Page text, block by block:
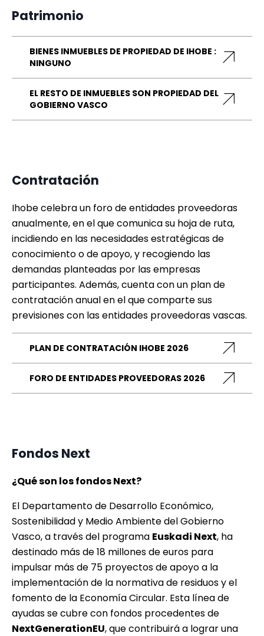
Patrimonio
BIENES INMUEBLES DE PROPIEDAD DE IHOBE :
NINGUNO
EL RESTO DE INMUEBLES SON PROPIEDAD DEL
GOBIERNO VASCO
Contratación
Ihobe celebra un foro de entidades proveedoras
anualmente, en el que comunica su hoja de ruta,
incidiendo en las necesidades estratégicas de
conocimiento o de apoyo, y recogiendo las
demandas planteadas por las empresas
participantes. Además, cuenta con un plan de
contratación anual en el que comparte sus
previsiones con las entidades proveedoras vascas.
PLAN DE CONTRATACIÓN IHOBE 2026
FORO DE ENTIDADES PROVEEDORAS 2026
Fondos Next
¿Qué son los fondos Next?
El Departamento de Desarrollo Económico,
Sostenibilidad y Medio Ambiente del Gobierno
Vasco, a través del programa Euskadi Next, ha
destinado más de 18 millones de euros para
impulsar más de 75 proyectos de apoyo a la
implementación de la normativa de residuos y el
fomento de la Economía Circular. Esta línea de
ayudas se cubre con fondos procedentes de
NextGenerationEU, que contribuirá a lograr una